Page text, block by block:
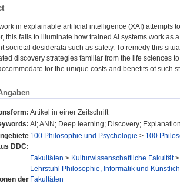
in explainable artificial intelligence (XAI) attempts
this fails to illuminate how trained AI systems work
societal desiderata such as safety. To remedy this
discovery strategies familiar from the life sciences
for the unique costs and benefits of such
Artikel in einer Zeitschrift
AI; ANN; Deep learning; Discovery;
DDC:
100 Philosophie und Psychologie > 100
der
Fakultäten > Kulturwissenschaftliche Fakultät>
Lehrstuhl Philosophie, Informatik und
Fakultäten